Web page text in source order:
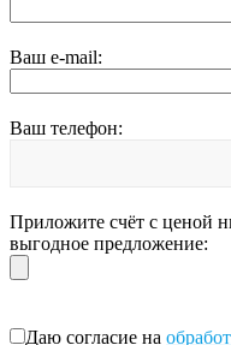
Ваш e-mail:
Ваш телефон:
Приложите счёт с ценой
выгодное предложение:
Даю согласие на